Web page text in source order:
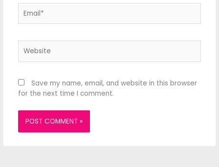
Save my name, email, and website in this browser
for the next time I comment.